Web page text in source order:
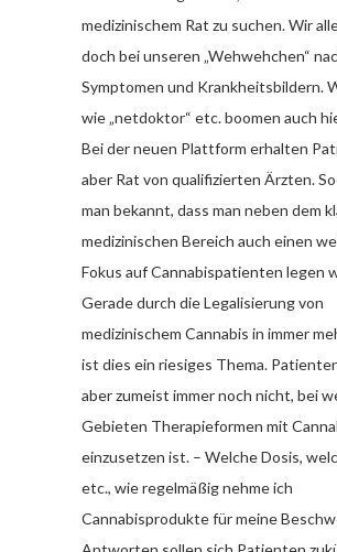
medizinischem Rat zu suchen. Wir
doch bei unseren „Wehwehchen“
Symptomen und Krankheitsbildern.
wie „netdoktor“ etc. boomen auch
Bei der neuen Plattform erhalten
aber Rat von qualifizierten Ärzten.
man bekannt, dass man neben dem
medizinischen Bereich auch einen
Fokus auf Cannabispatienten legen
Gerade durch die Legalisierung von
medizinischem Cannabis in immer
ist dies ein riesiges Thema.
aber zumeist immer noch nicht, bei
Gebieten Therapieformen mit
einzusetzen ist. – Welche Dosis,
etc., wie regelmäßig nehme ich
Cannabisprodukte für meine